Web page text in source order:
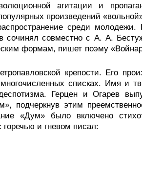
агитации и
произведений
среди молодежи.
сочинял совместно с А. А.
формам, пишет поэму
крепости. Его
списках. Имя и
Герцен и Огарев
подчеркнув этим
«Дум» было включено
и гневом писал: